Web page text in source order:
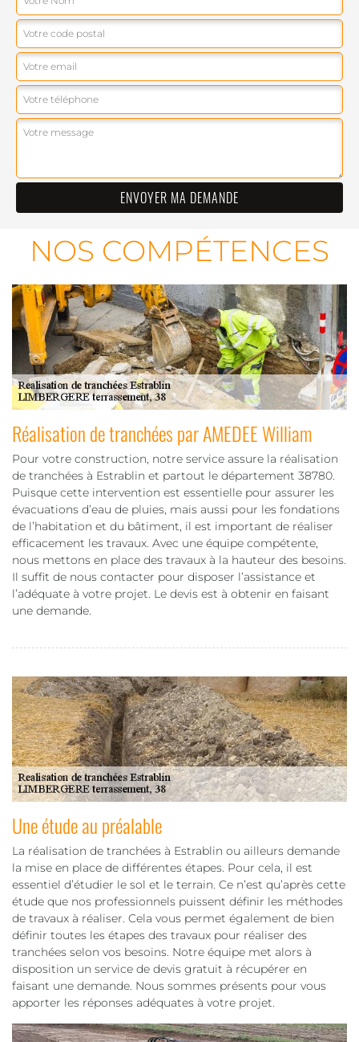
NOS COMPÉTENCES
Réalisation de tranchées par AMEDEE William
Pour votre construction, notre service assure la réalisation
de tranchées à Estrablin et partout le département 38780.
Puisque cette intervention est essentielle pour assurer les
évacuations d’eau de pluies, mais aussi pour les fondations
de l’habitation et du bâtiment, il est important de réaliser
efficacement les travaux. Avec une équipe compétente,
nous mettons en place des travaux à la hauteur des besoins.
Il suffit de nous contacter pour disposer l’assistance et
l’adéquate à votre projet. Le devis est à obtenir en faisant
une demande.
Une étude au préalable
La réalisation de tranchées à Estrablin ou ailleurs demande
la mise en place de différentes étapes. Pour cela, il est
essentiel d’étudier le sol et le terrain. Ce n’est qu’après cette
étude que nos professionnels puissent définir les méthodes
de travaux à réaliser. Cela vous permet également de bien
définir toutes les étapes des travaux pour réaliser des
tranchées selon vos besoins. Notre équipe met alors à
disposition un service de devis gratuit à récupérer en
faisant une demande. Nous sommes présents pour vous
apporter les réponses adéquates à votre projet.